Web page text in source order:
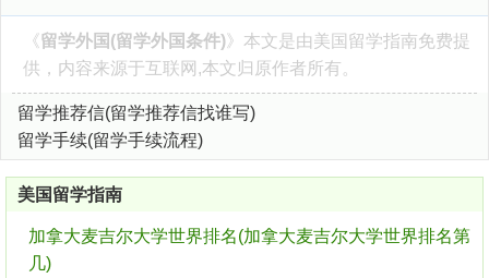
《留学外国(留学外国条件)》本文是由美国留学指南免费提
供，内容来源于互联网,本文归原作者所有。
留学推荐信(留学推荐信找谁写)
留学手续(留学手续流程)
美国留学指南
加拿大麦吉尔大学世界排名(加拿大麦吉尔大学世界排名第
几)